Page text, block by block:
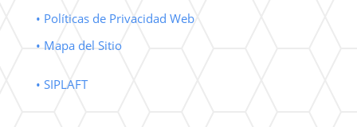
• Políticas de Privacidad Web
• Mapa del Sitio
• SIPLAFT